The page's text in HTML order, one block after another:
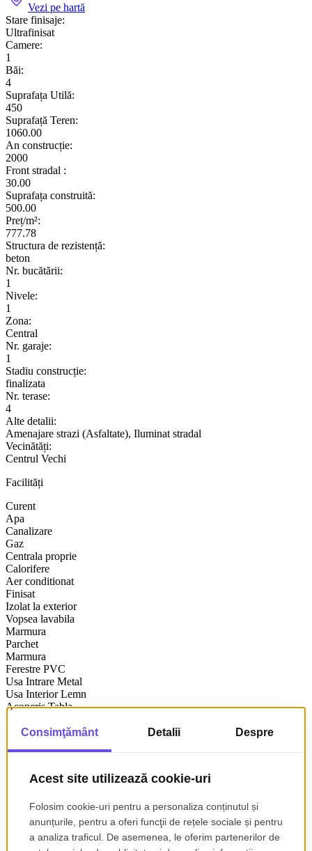
Vezi pe hartă
Stare finisaje:
Ultrafinisat
Camere:
1
Băi:
4
Suprafața Utilă:
450
Suprafață Teren:
1060.00
An construcție:
2000
Front stradal :
30.00
Suprafața construită:
500.00
Preț/m²:
777.78
Structura de rezistență:
beton
Nr. bucătării:
1
Nivele:
1
Zona:
Central
Nr. garaje:
1
Stadiu construcție:
finalizata
Nr. terase:
4
Alte detalii:
Amenajare strazi (Asfaltate), Iluminat stradal
Vecinătăți:
Centrul Vechi
Facilități
Curent
Apa
Canalizare
Gaz
Centrala proprie
Calorifere
Aer conditionat
Finisat
Izolat la exterior
Vopsea lavabila
Marmura
Parchet
Marmura
Ferestre PVC
Usa Intrare Metal
Usa Interior Lemn
Acoperis Tabla
WC Serviciu
Gradina
Detalii
Zona Localitatea Urziceni, Centrul Vechi.
Vanzare vila impunatoare, pretabila pentru locuit, firma, finisaje